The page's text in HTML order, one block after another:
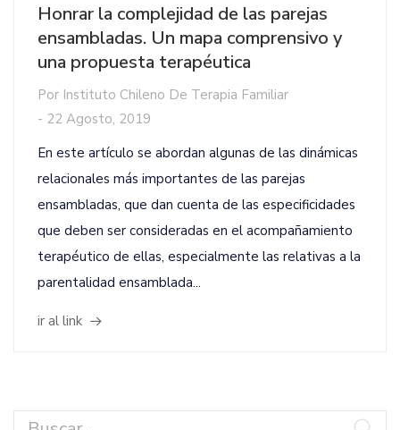
Honrar la complejidad de las parejas
ensambladas. Un mapa comprensivo y
una propuesta terapéutica
Por Instituto Chileno De Terapia Familiar
- 22 Agosto, 2019
En este artículo se abordan algunas de las dinámicas
relacionales más importantes de las parejas
ensambladas, que dan cuenta de las especificidades
que deben ser consideradas en el acompañamiento
terapéutico de ellas, especialmente las relativas a la
parentalidad ensamblada...
ir al link